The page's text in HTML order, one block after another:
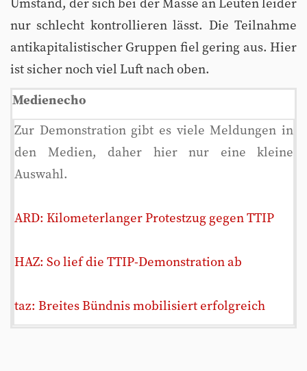
Umstand, der sich bei der Masse an Leuten leider
nur schlecht kontrollieren lässt. Die Teilnahme
antikapitalistischer Gruppen fiel gering aus. Hier
ist sicher noch viel Luft nach oben.
Medienecho
Zur Demonstration gibt es viele Meldungen in
den Medien, daher hier nur eine kleine
Auswahl.
ARD: Kilometerlanger Protestzug gegen TTIP
HAZ: So lief die TTIP-Demonstration ab
taz: Breites Bündnis mobilisiert erfolgreich